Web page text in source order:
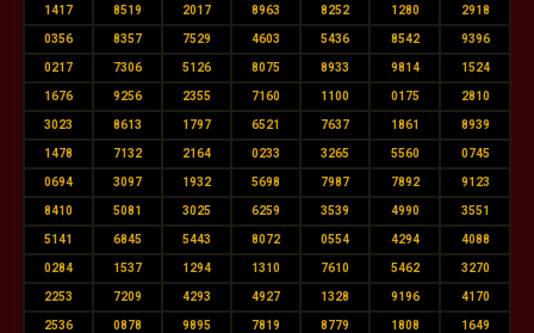
1417 8519 2017 8963 8252 1280 2918
0356 8357 7529 4603 5436 8542 9396
0217 7306 5126 8075 8933 9814 1524
1676 9256 2355 7160 1100 0175 2810
3023 8613 1797 6521 7637 1861 8939
1478 7132 2164 0233 3265 5560 0745
0694 3097 1932 5698 7987 7892 9123
8410 5081 3025 6259 3539 4990 3551
5141 6845 5443 8072 0554 4294 4088
0284 1537 1294 1310 7610 5462 3270
2253 7209 4293 4927 1328 9196 4170
2536 0878 9895 7819 8779 1808 1649